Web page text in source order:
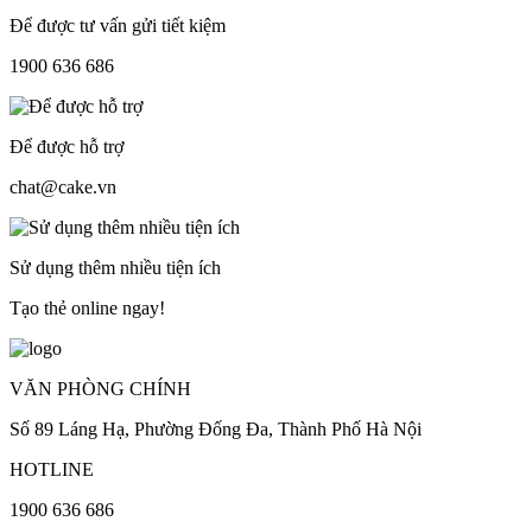
Để được tư vấn gửi tiết kiệm
1900 636 686
Để được hỗ trợ
chat@cake.vn
Sử dụng thêm nhiều tiện ích
Tạo thẻ online ngay!
VĂN PHÒNG CHÍNH
Số 89 Láng Hạ, Phường Đống Đa, Thành Phố Hà Nội
HOTLINE
1900 636 686